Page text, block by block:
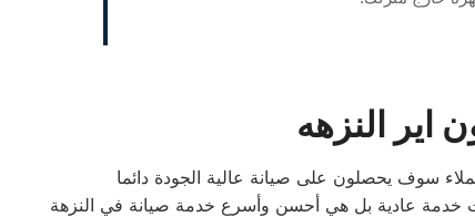
اير النزهه
سوف يحصلون على صيانة عالية الجودة دائما
خدمة عادية بل هي أحسن وأسرع خدمة صيانة في النزهة